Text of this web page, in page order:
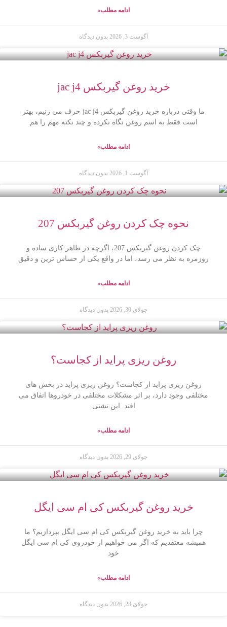
ادامه مطلب»
آگوست 3, 2026 بدون دیدگاه
خرید روغن گیربکس jac j4
ما وقتی درباره خرید روغن گیربکس jac j4 حرف می زنیم، بهتر
است فقط به اسم روغن نگاه نکرده و چند نکته مهم را هم
ادامه مطلب»
آگوست 1, 2026 بدون دیدگاه
نحوه چک کردن روغن گیربکس 207
چک کردن روغن گیربکس 207، اگرچه در ظاهر کاری ساده و
روزمره به نظر می رسد، اما در واقع یکی از حساس ترین و دقیق
ادامه مطلب»
جولای 30, 2026 بدون دیدگاه
روغن ریزی پراید از کجاست؟
روغن ریزی پراید از کجاست؟ روغن ریزی پراید در بخش های
مختلفی وجود دارد، بر اثر مشکلات مختلفی در خودروها اتفاق می
افتد. این نشتی
ادامه مطلب»
جولای 29, 2026 بدون دیدگاه
خرید روغن گیربکس کی ام سی ایگل
چرا باید به خرید روغن گیربکس کی ام سی ایگل بپردازیم؟ ما
همیشه معتقدیم که اگر می خواهیم از خودروی کی ام سی ایگل
خود
ادامه مطلب»
جولای 28, 2026 بدون دیدگاه